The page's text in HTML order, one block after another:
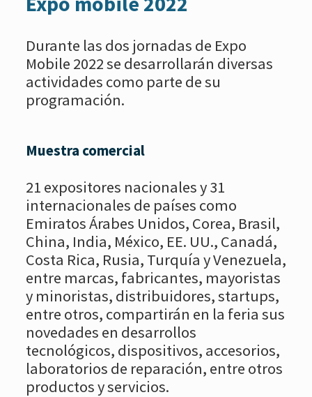
Durante las dos jornadas de Expo
Mobile 2022 se desarrollarán diversas
actividades como parte de su
programación.
Muestra comercial
21 expositores nacionales y 31
internacionales de países como
Emiratos Árabes Unidos, Corea, Brasil,
China, India, México, EE. UU., Canadá,
Costa Rica, Rusia, Turquía y Venezuela,
entre marcas, fabricantes, mayoristas
y minoristas, distribuidores, startups,
entre otros, compartirán en la feria sus
novedades en desarrollos
tecnológicos, dispositivos, accesorios,
laboratorios de reparación, entre otros
productos y servicios.